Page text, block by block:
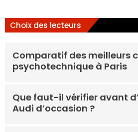
Choix des lecteurs
Comparatif des meilleurs
psychotechnique à Paris
Que faut-il vérifier avant
Audi d’occasion ?